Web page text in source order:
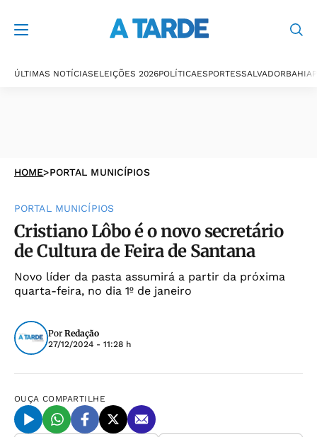
ÚLTIMAS NOTÍCIASELEIÇÕES 2026POLÍTICAESPORTESSALVADORBAHIA
HOME>PORTAL MUNICÍPIOS
PORTAL MUNICÍPIOS
Cristiano Lôbo é o novo secretário
de Cultura de Feira de Santana
Novo líder da pasta assumirá a partir da próxima
quarta-feira, no dia 1º de janeiro
Por Redação
27/12/2024 - 11:28 h
OUÇA COMPARTILHE